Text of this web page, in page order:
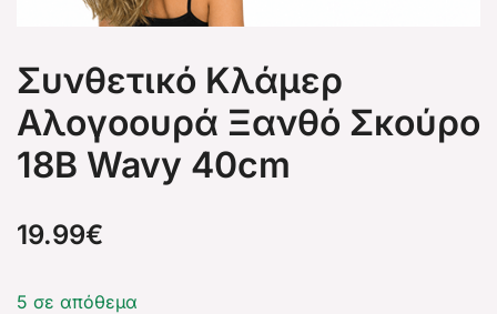
Συνθετικό Κλάμερ
Αλογοουρά Ξανθό Σκούρο
18Β Wavy 40cm
19.99€
5 σε απόθεμα